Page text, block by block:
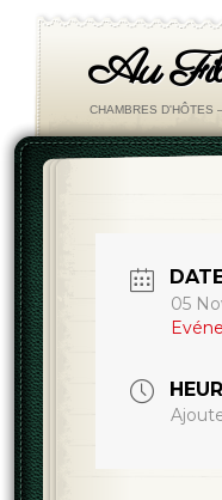
Au Fil
CHAMBRES D'HÔTES
05